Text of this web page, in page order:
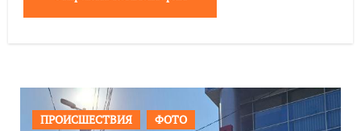
ОБЩЕСТВО ФОТО